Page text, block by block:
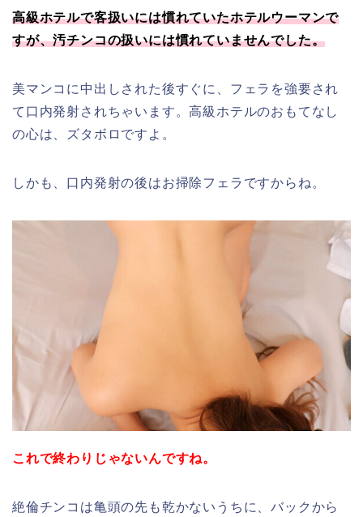
高級ホテルで客扱いには慣れていたホテルウーマンで
すが、汚チンコの扱いには慣れていませんでした。
美マンコに中出しされた後すぐに、フェラを強要され
て口内発射されちゃいます。高級ホテルのおもてなし
の心は、ズタボロですよ。
しかも、口内発射の後はお掃除フェラですからね。
これで終わりじゃないんですね。
絶倫チンコは亀頭の先も乾かないうちに、バックから